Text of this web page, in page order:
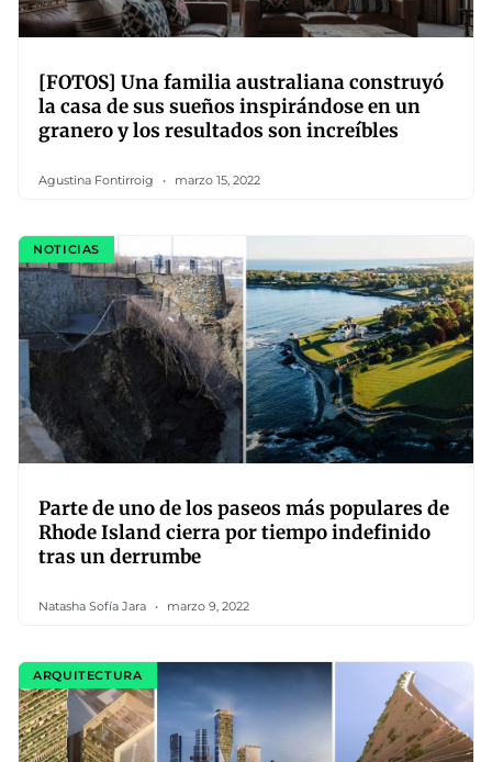
[FOTOS] Una familia australiana construyó
la casa de sus sueños inspirándose en un
granero y los resultados son increíbles
Agustina Fontirroig marzo 15, 2022
NOTICIAS
Parte de uno de los paseos más populares de
Rhode Island cierra por tiempo indefinido
tras un derrumbe
Natasha Sofía Jara marzo 9, 2022
ARQUITECTURA